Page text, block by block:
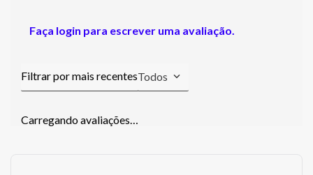
Faça login para escrever uma avaliação.
Todos
Carregando avaliações…